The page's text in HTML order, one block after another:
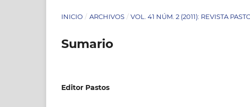
INICIO / ARCHIVOS / VOL. 41 NÚM. 2 (2011): REVISTA
Sumario
Editor Pastos